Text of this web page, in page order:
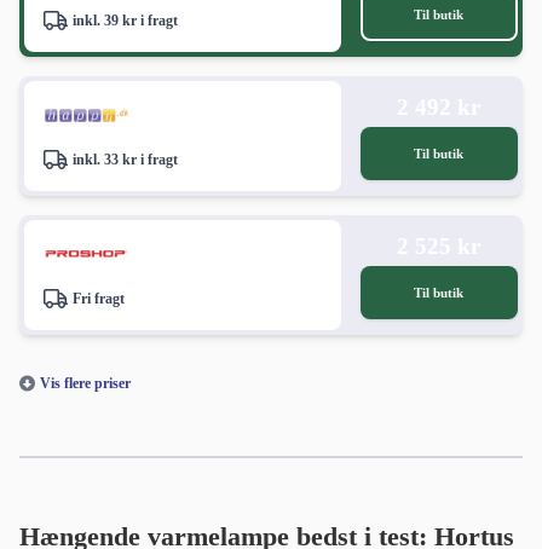
inkl. 39 kr i fragt Til butik
inkl. 33 kr i fragt Til butik
Fri fragt Til butik
Vis flere priser
Hængende varmelampe bedst i test: Hortus